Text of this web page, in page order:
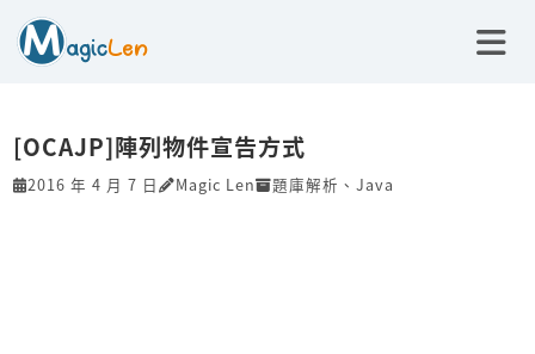
[OCAJP]陣列物件宣告方式
2016 年 4 月 7 日 Magic Len 題庫解析 、 Java